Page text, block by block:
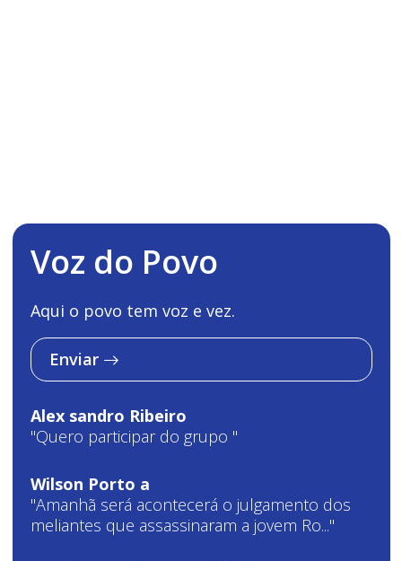
Voz do Povo
Aqui o povo tem voz e vez.
Enviar
Alex sandro Ribeiro
"Quero participar do grupo "
Wilson Porto a
"Amanhã será acontecerá o julgamento dos
meliantes que assassinaram a jovem Ro..."